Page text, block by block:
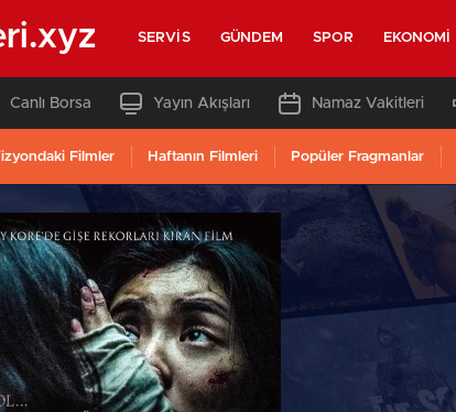
SERVIS GÜNDEM SPOR EKONOMI
Canlı Borsa Yayın Akışları Namaz Vakitleri
Filmler Haftanın Filmleri Popüler Fragmanlar